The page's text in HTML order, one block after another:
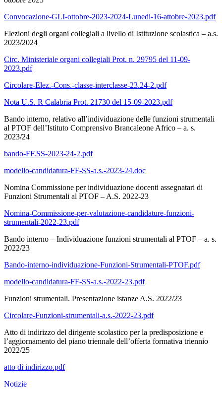
Convocazione-GLI-ottobre-2023-2024-Lunedi-16-attobre-2023.pdf
Elezioni degli organi collegiali a livello di Istituzione scolastica – a.s.
2023/2024
Circ. Ministeriale organi collegiali Prot. n. 29795 del 11-09-
2023.pdf
Circolare-Elez.-Cons.-classe-interclasse-23.24-2.pdf
Nota U.S. R Calabria Prot. 21730 del 15-09-2023.pdf
Bando interno, relativo all’individuazione delle funzioni strumentali
al PTOF dell’Istituto Comprensivo Brancaleone Africo – a. s.
2023/24
bando-FF.SS-2023-24-2.pdf
modello-candidatura-FF-SS-a.s.-2023-24.doc
Nomina Commissione per individuazione docenti assegnatari di
Funzioni Strumentali al PTOF – A.S. 2022-23
Nomina-Commissione-per-valutazione-candidature-funzioni-
strumentali-2022-23.pdf
Bando interno – Individuazione funzioni strumentali al PTOF – a. s.
2022/23
Bando-interno-individuazione-Funzioni-Strumentali-PTOF.pdf
modello-candidatura-FF-SS-a.s.-2022-23.pdf
Funzioni strumentali. Presentazione istanze A.S. 2022/23
Circolare-Funzioni-strumentali-a.s.-2022-23.pdf
Atto di indirizzo del dirigente scolastico per la predisposizione e
l’aggiornamento del piano triennale dell’offerta formativa triennio
2022/25
atto di indirizzo.pdf
Notizie